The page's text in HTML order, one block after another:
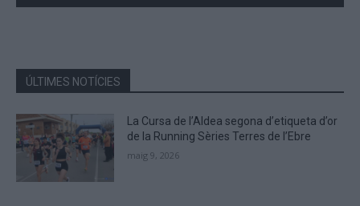
the
the
CAPTCHA
to
verify
that
you
ÚLTIMES NOTÍCIES
La Cursa de l’Aldea segona d’etiqueta d’or
de la Running Sèries Terres de l’Ebre
maig 9, 2026